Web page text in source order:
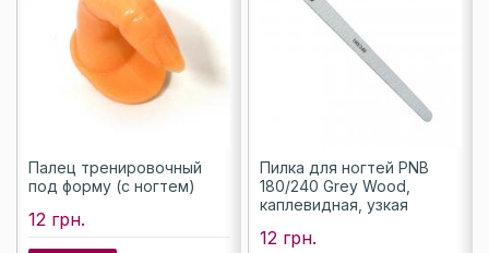
Палец тренировочный
под форму (с ногтем)
12 грн.
Пилка для ногтей PNB
180/240 Grey Wood,
каплевидная, узкая
12 грн.